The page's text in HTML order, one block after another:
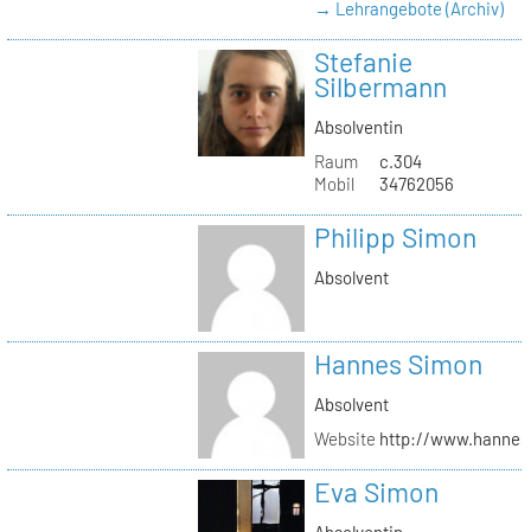
→ Lehrangebote (Archiv)
Stefanie
Silbermann
Absolventin
Raum
c.304
Mobil
34762056
Philipp Simon
Absolvent
Hannes Simon
Absolvent
Website http://
Eva Simon